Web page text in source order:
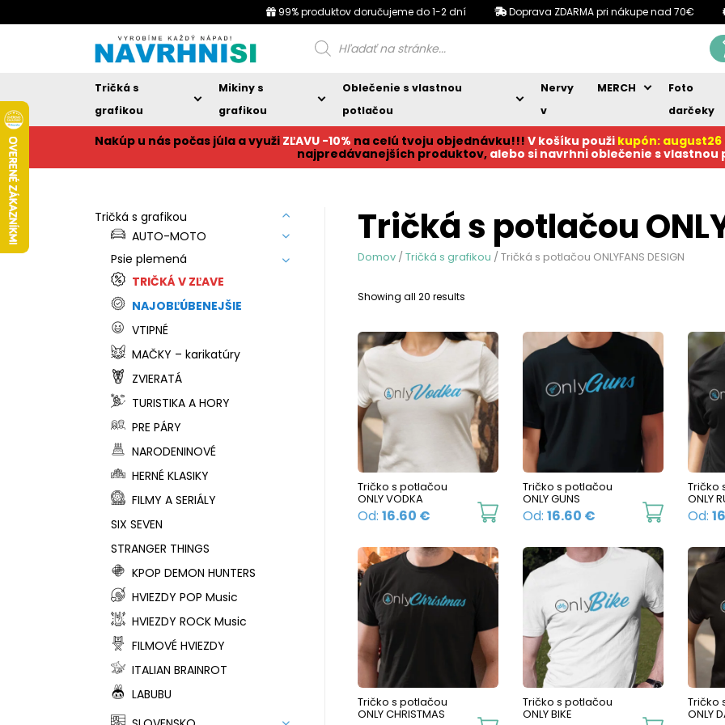
99% produktov doručujeme do 1-2 dní Doprava ZDARMA pri nákupe nad 70€
Products
search
Tričká s
grafikou
Mikiny s
grafikou
Oblečenie s vlastnou
potlačou
Nervy
v
MERCH
Foto
darčeky
Nakúp u nás počas júla a využi ZĽAVU -10% na celú tvoju objednávku!!! V košíku použi kupón: august26
najpredávanejších produktov, alebo si navrhni oblečenie s vlastnou
Tričká s grafikou
AUTO-MOTO
Psie plemená
TRIČKÁ V ZĽAVE
NAJOBĽÚBENEJŠIE
VTIPNÉ
MAČKY – karikatúry
ZVIERATÁ
TURISTIKA A HORY
PRE PÁRY
NARODENINOVÉ
HERNÉ KLASIKY
FILMY A SERIÁLY
SIX SEVEN
STRANGER THINGS
KPOP DEMON HUNTERS
HVIEZDY POP Music
HVIEZDY ROCK Music
FILMOVÉ HVIEZDY
ITALIAN BRAINROT
LABUBU
Tričká s potlačou
Domov /Tričká s grafikou / Tričká s potlačou ONLYFANS DESIGN
Showing all 20 results
Tričko s potlačou
ONLY VODKA
Od: 16.60 €
This
has
multiple
The
options
chosen
Tričko s potlačou
ONLY GUNS
Od: 16.60 €
This
has
multiple
variants.
The
options
may
chosen
Tričko
ONLY
Od:
Tričko s potlačou
ONLY CHRISTMAS
Tričko s potlačou
ONLY BIKE
Tričko
ONLY